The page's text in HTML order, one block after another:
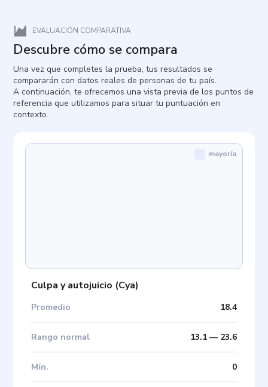
EVALUACIÓN COMPARATIVA
Descubre cómo se compara
Una vez que completes la prueba, tus resultados se
compararán con datos reales de personas de tu país.
A continuación, te ofrecemos una vista previa de los puntos de
referencia que utilizamos para situar tu puntuación en
contexto.
Culpa y autojuicio (Cya)
Promedio 18.4
Rango normal 13.1— 23.6
Mín. 0
mayoría